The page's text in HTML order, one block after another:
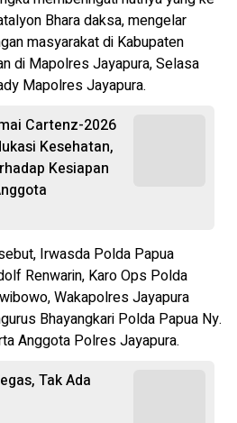
Bhara daksa, mengelar
masyarakat di Kabupaten
di Mapolres Jayapura, Selasa
Mapolres Jayapura.
Cartenz-2026
Kesehatan,
Kesiapan
Irwasda Polda Papua
Renwarin, Karo Ops Polda
Wakapolres Jayapura
Bhayangkari Polda Papua Ny.
Anggota Polres Jayapura.
Tak Ada